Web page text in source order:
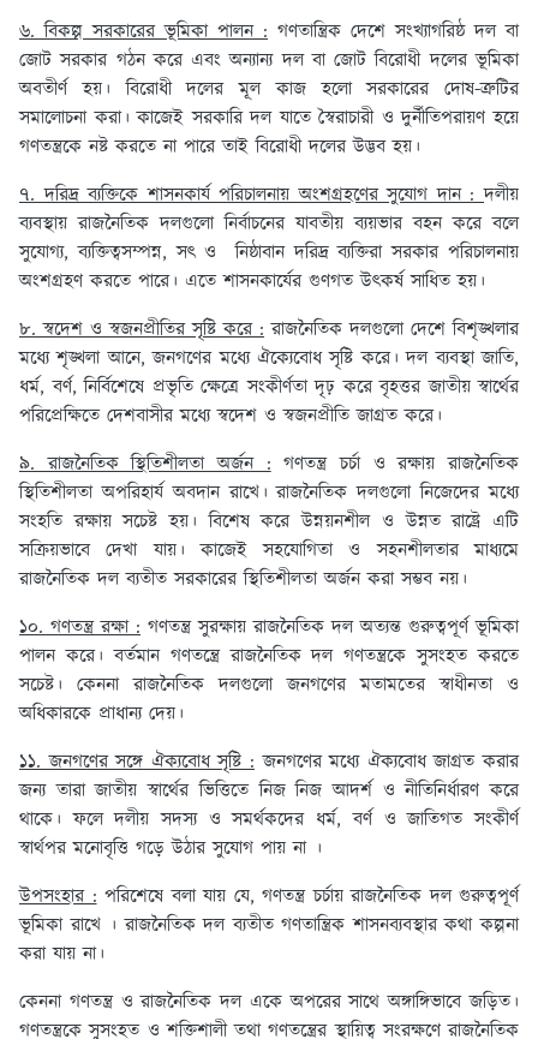
৬. বিকল্প সরকারের ভূমিকা পালন : গণতান্ত্রিক দেশে সংখ্যাগরিষ্ঠ দল বা
জোট সরকার গঠন করে এবং অন্যান্য দল বা জোট বিরোধী দলের ভূমিকা
অবতীর্ণ হয়। বিরোধী দলের মূল কাজ হলো সরকারের দোষ-ত্রুটির
সমালোচনা করা। কাজেই সরকারি দল যাতে স্বৈরাচারী ও দুর্নীতিপরায়ণ হয়ে
গণতন্ত্রকে নষ্ট করতে না পারে তাই বিরোধী দলের উদ্ভব হয়।
৭. দরিদ্র ব্যক্তিকে শাসনকার্য পরিচালনায় অংশগ্রহণের সুযোগ দান :দলীয়
ব্যবস্থায় রাজনৈতিক দলগুলো নির্বাচনের যাবতীয় ব্যয়ভার বহন করে বলে
সুযোগ্য, ব্যক্তিত্বসম্পন্ন, সৎ ও নিষ্ঠাবান দরিদ্র ব্যক্তিরা সরকার পরিচালনায়
অংশগ্রহণ করতে পারে। এতে শাসনকার্যের গুণগত উৎকর্ষ সাধিত হয়।
৮. স্বদেশ ও স্বজনপ্রীতির সৃষ্টি করে : রাজনৈতিক দলগুলো দেশে বিশৃঙ্খলার
মধ্যে শৃঙ্খলা আনে, জনগণের মধ্যে ঐক্যেবোধ সৃষ্টি করে। দল ব্যবস্থা জাতি,
ধর্ম, বর্ণ, নির্বিশেষে প্রভৃতি ক্ষেত্রে সংকীর্ণতা দৃঢ় করে বৃহত্তর জাতীয় স্বার্থের
পরিপ্রেক্ষিতে দেশবাসীর মধ্যে স্বদেশ ও স্বজনপ্রীতি জাগ্রত করে।
৯. রাজনৈতিক স্থিতিশীলতা অর্জন :গণতন্ত্র চর্চা ও রক্ষায় রাজনৈতিক
স্থিতিশীলতা অপরিহার্য অবদান রাখে। রাজনৈতিক দলগুলো নিজেদের মধ্যে
সংহতি রক্ষায় সচেষ্ট হয়। বিশেষ করে উন্নয়নশীল ও উন্নত রাষ্ট্রে এটি
সক্রিয়ভাবে দেখা যায়। কাজেই সহযোগিতা ও সহনশীলতার মাধ্যমে
রাজনৈতিক দল ব্যতীত সরকারের স্থিতিশীলতা অর্জন করা সম্ভব নয়।
১০. গণতন্ত্র রক্ষা : গণতন্ত্র সুরক্ষায় রাজনৈতিক দল অত্যন্ত গুরুত্বপূর্ণ ভূমিকা
পালন করে। বর্তমান গণতন্ত্রে রাজনৈতিক দল গণতন্ত্রকে সুসংহত করতে
সচেষ্ট। কেননা রাজনৈতিক দলগুলো জনগণের মতামতের স্বাধীনতা ও
অধিকারকে প্রাধান্য দেয়।
১১. জনগণের সঙ্গে ঐক্যবোধ সৃষ্টি : জনগণের মধ্যে ঐক্যবোধ জাগ্রত করার
জন্য তারা জাতীয় স্বার্থের ভিত্তিতে নিজ নিজ আদর্শ ও নীতিনির্ধারণ করে
থাকে। ফলে দলীয় সদস্য ও সমর্থকদের ধর্ম, বর্ণ ও জাতিগত সংকীর্ণ
স্বার্থপর মনোবৃত্তি গড়ে উঠার সুযোগ পায় না ।
উপসংহার :পরিশেষে বলা যায় যে, গণতন্ত্র চর্চায় রাজনৈতিক দল গুরুত্বপূর্ণ
ভূমিকা রাখে । রাজনৈতিক দল ব্যতীত গণতান্ত্রিক শাসনব্যবস্থার কথা কল্পনা
করা যায় না।
কেননা গণতন্ত্র ও রাজনৈতিক দল একে অপরের সাথে অঙ্গাঙ্গিভাবে জড়িত।
গণতন্ত্রকে সুসংহত ও শক্তিশালী তথা গণতন্ত্রের স্থায়িত্ব সংরক্ষণে রাজনৈতিক